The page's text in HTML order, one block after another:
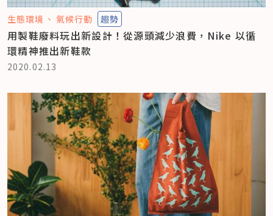
生態環境 氣候行動 趨勢
用製鞋廢料玩出新設計！從源頭減少浪費，Nike 以循
環精神推出新鞋款
2020.02.13